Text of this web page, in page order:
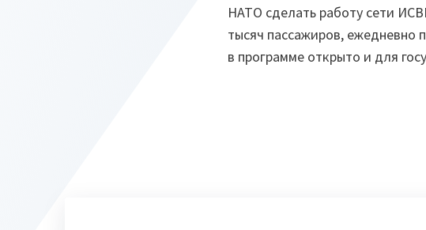
НАТО сделать работу сети
тысяч пассажиров, ежедневно
в программе открыто и для